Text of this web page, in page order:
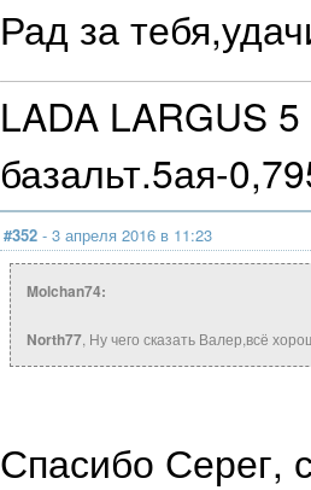
Рад за
LADA LARGUS
базальт.5ая-
#352 - 3 апреля 2016 в 11:23
Molchan74:
North77, Ну чего сказать Валер,всё
Спасибо Серег,